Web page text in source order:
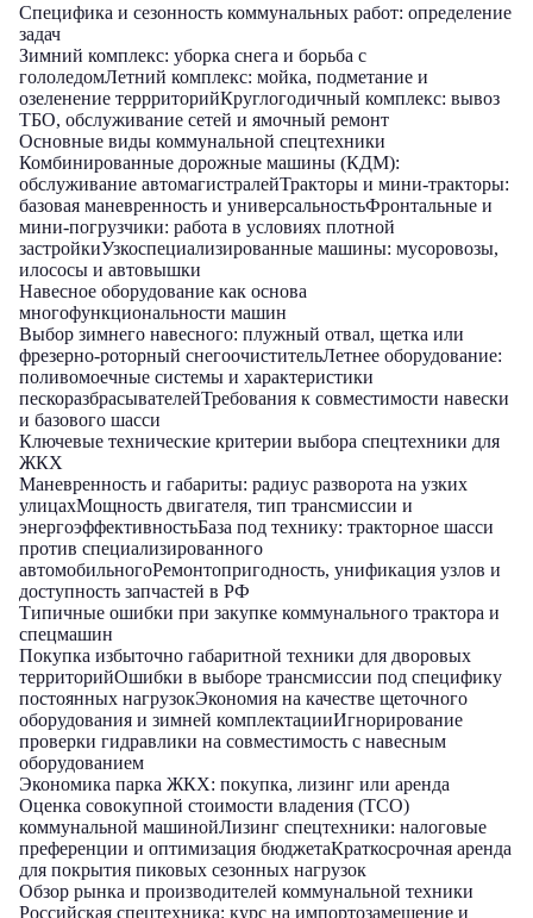
Специфика и сезонность коммунальных работ: определение
задач
Зимний комплекс: уборка снега и борьба с
гололедомЛетний комплекс: мойка, подметание и
озеленение террриторийКруглогодичный комплекс: вывоз
ТБО, обслуживание сетей и ямочный ремонт
Основные виды коммунальной спецтехники
Комбинированные дорожные машины (КДМ):
обслуживание автомагистралейТракторы и мини-тракторы:
базовая маневренность и универсальностьФронтальные и
мини-погрузчики: работа в условиях плотной
застройкиУзкоспециализированные машины: мусоровозы,
илососы и автовышки
Навесное оборудование как основа
многофункциональности машин
Выбор зимнего навесного: плужный отвал, щетка или
фрезерно-роторный снегоочистительЛетнее оборудование:
поливомоечные системы и характеристики
пескоразбрасывателейТребования к совместимости навески
и базового шасси
Ключевые технические критерии выбора спецтехники для
ЖКХ
Маневренность и габариты: радиус разворота на узких
улицахМощность двигателя, тип трансмиссии и
энергоэффективностьБаза под технику: тракторное шасси
против специализированного
автомобильногоРемонтопригодность, унификация узлов и
доступность запчастей в РФ
Типичные ошибки при закупке коммунального трактора и
спецмашин
Покупка избыточно габаритной техники для дворовых
территорийОшибки в выборе трансмиссии под специфику
постоянных нагрузокЭкономия на качестве щеточного
оборудования и зимней комплектацииИгнорирование
проверки гидравлики на совместимость с навесным
оборудованием
Экономика парка ЖКХ: покупка, лизинг или аренда
Оценка совокупной стоимости владения (TCO)
коммунальной машинойЛизинг спецтехники: налоговые
преференции и оптимизация бюджетаКраткосрочная аренда
для покрытия пиковых сезонных нагрузок
Обзор рынка и производителей коммунальной техники
Российская спецтехника: курс на импортозамещение и